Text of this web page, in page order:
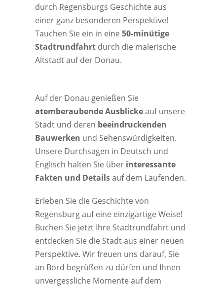
durch Regensburgs Geschichte aus
einer ganz besonderen Perspektive!
Tauchen Sie ein in eine 50-minütige
Stadtrundfahrtdurch die malerische
Altstadt auf der Donau.
Auf der Donau genießen Sie
atemberaubende Ausblickeauf unsere
Stadt und deren beeindruckenden
Bauwerken und Sehenswürdigkeiten.
Unsere Durchsagen in Deutsch und
Englisch halten Sie über interessante
Fakten und Detailsauf dem Laufenden.
Erleben Sie die Geschichte von
Regensburg auf eine einzigartige Weise!
Buchen Sie jetzt Ihre Stadtrundfahrt und
entdecken Sie die Stadt aus einer neuen
Perspektive. Wir freuen uns darauf, Sie
an Bord begrüßen zu dürfen und Ihnen
unvergessliche Momente auf dem